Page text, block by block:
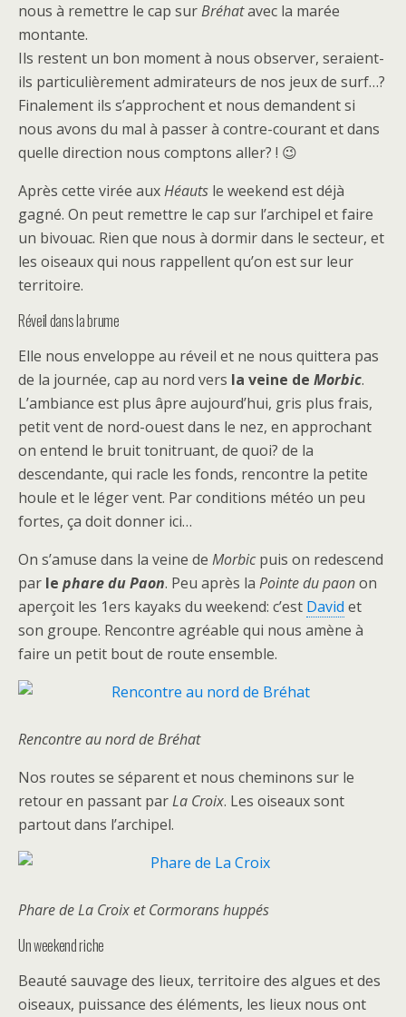
nous à remettre le cap surBréhatavec la marée
montante.
Ils restent un bon moment à nous observer, seraient-
ils particulièrement admirateurs de nos jeux de surf…?
Finalement ils s’approchent et nous demandent si
nous avons du mal à passer à contre-courant et dans
quelle direction nous comptons aller? ! 😉
Après cette virée auxHéauts le weekend est déjà
gagné. On peut remettre le cap sur l’archipel et faire
un bivouac. Rien que nous à dormir dans le secteur, et
les oiseaux qui nous rappellent qu’on est sur leur
territoire.
Réveil dans la brume
Elle nous enveloppe au réveil et ne nous quittera pas
de la journée, cap au nord vers la veine de Morbic.
L’ambiance est plus âpre aujourd’hui, gris plus frais,
petit vent de nord-ouest dans le nez, en approchant
on entend le bruit tonitruant, de quoi? de la
descendante, qui racle les fonds, rencontre la petite
houle et le léger vent. Par conditions météo un peu
fortes, ça doit donner ici…
On s’amuse dans la veine de Morbicpuis on redescend
par le phare du Paon. Peu après la Pointe du paonon
aperçoit les 1ers kayaks du weekend: c’est David et
son groupe. Rencontre agréable qui nous amène à
faire un petit bout de route ensemble.
Rencontre au nord de Bréhat
Nos routes se séparent et nous cheminons sur le
retour en passant parLa Croix. Les oiseaux sont
partout dans l’archipel.
Phare de La Croix et Cormorans huppés
Un weekend riche
Beauté sauvage des lieux, territoire des algues et des
oiseaux, puissance des éléments, les lieux nous ont